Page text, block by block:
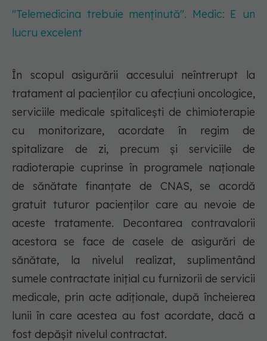
"Telemedicina trebuie menținută". Medic: E un
lucru excelent
În scopul asigurării accesului neîntrerupt la
tratament al pacienților cu afecțiuni oncologice,
serviciile medicale spitalicești de chimioterapie
cu monitorizare, acordate în regim de
spitalizare de zi, precum și serviciile de
radioterapie cuprinse în programele naționale
de sănătate finanțate de CNAS, se acordă
gratuit tuturor pacienților care au nevoie de
aceste tratamente. Decontarea contravalorii
acestora se face de casele de asigurări de
sănătate, la nivelul realizat, suplimentând
sumele contractate inițial cu furnizorii de servicii
medicale, prin acte adiționale, după încheierea
lunii în care acestea au fost acordate, dacă a
fost depășit nivelul contractat.